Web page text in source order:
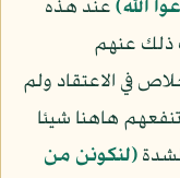
الله﴾عند هذه
ذلك عنهم
في الاعتقاد ولم
تنفعهم هاهنا شيئا
﴿لنكونن من